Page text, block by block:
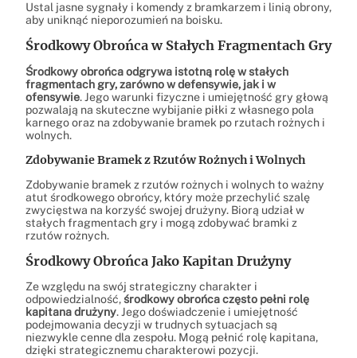
Ustal jasne sygnały i komendy z bramkarzem i linią obrony,
aby uniknąć nieporozumień na boisku.
Środkowy Obrońca w Stałych Fragmentach Gry
Środkowy obrońca odgrywa istotną rolę w stałych
fragmentach gry, zarówno w defensywie, jak i w
ofensywie. Jego warunki fizyczne i umiejętność gry głową
pozwalają na skuteczne wybijanie piłki z własnego pola
karnego oraz na zdobywanie bramek po rzutach rożnych i
wolnych.
Zdobywanie Bramek z Rzutów Rożnych i Wolnych
Zdobywanie bramek z rzutów rożnych i wolnych to ważny
atut środkowego obrońcy, który może przechylić szalę
zwycięstwa na korzyść swojej drużyny. Biorą udział w
stałych fragmentach gry i mogą zdobywać bramki z
rzutów rożnych.
Środkowy Obrońca Jako Kapitan Drużyny
Ze względu na swój strategiczny charakter i
odpowiedzialność,środkowy obrońca często pełni rolę
kapitana drużyny. Jego doświadczenie i umiejętność
podejmowania decyzji w trudnych sytuacjach są
niezwykle cenne dla zespołu. Mogą pełnić rolę kapitana,
dzięki strategicznemu charakterowi pozycji.